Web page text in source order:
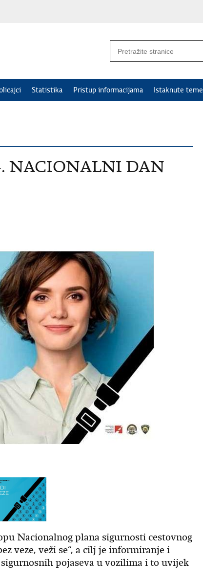
Statistika Pristup informacijama Istaknute teme
NACIONALNI DAN
Nacionalnog plana sigurnosti cestovnog
veze, veži se“, a cilj je informiranje i
pojaseva u vozilima i to uvijek